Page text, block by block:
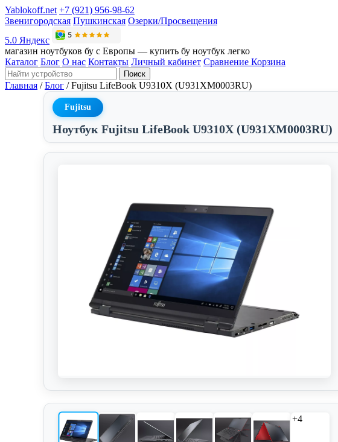
Yablokoff.net +7 (921) 956-98-62
Звенигородская Пушкинская Озерки/Просвещения
5.0 Яндекс
магазин ноутбуков бу с Европы — купить бу ноутбук легко
Каталог Блог О нас Контакты Личный кабинет Сравнение Корзина
Поиск
Главная / Блог / Fujitsu LifeBook U9310X (U931XM0003RU)
Fujitsu
Ноутбук Fujitsu LifeBook U9310X (U931XM0003RU)
+4